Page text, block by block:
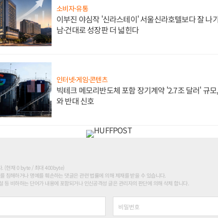
소비자·유통
이부진 야심작 '신라스테이' 서울신라호텔보다 잘 나
남·건대로 성장판 더 넓힌다
인터넷·게임·콘텐츠
빅테크 메모리반도체 포함 장기계약 '2.7조 달러' 규
와 반대 신호
. (현재 0 byte / 최대 400byte)
침해하거나 명예를 훼손하는 댓글은 관련 법률에 의해 제재를 받을 수 있습니다.
등 비하하는 단어가 내용에 포함되거나 인신공격성 글은 관리자의 판단에 의해 삭제 합니다.